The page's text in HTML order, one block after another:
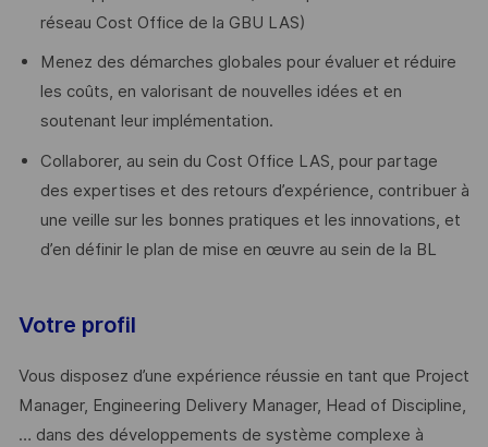
réseau Cost Office de la GBU LAS)
Menez des démarches globales pour évaluer et réduire
les coûts, en valorisant de nouvelles idées et en
soutenant leur implémentation.
Collaborer, au sein du Cost Office LAS, pour partage
des expertises et des retours d’expérience, contribuer à
une veille sur les bonnes pratiques et les innovations, et
d’en définir le plan de mise en œuvre au sein de la BL
Votre profil
Vous disposez d’une expérience réussie en tant que Project
Manager, Engineering Delivery Manager, Head of Discipline,
… dans des développements de système complexe à